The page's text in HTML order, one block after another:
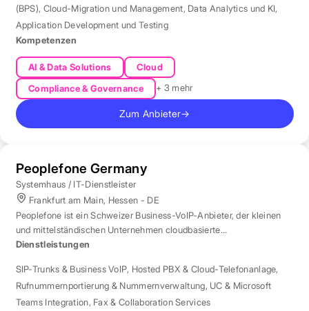
(BPS), Cloud-Migration und Management, Data Analytics und KI,
Application Development und Testing
Kompetenzen
AI & Data Solutions
Cloud
Compliance & Governance
+ 3 mehr
Zum Anbieter→
Peoplefone Germany
Systemhaus / IT-Dienstleister
Frankfurt am Main, Hessen - DE
Peoplefone ist ein Schweizer Business-VoIP-Anbieter, der kleinen
und mittelständischen Unternehmen cloudbasierte
Telefonielösungen bietet.
Dienstleistungen
SIP-Trunks & Business VoIP, Hosted PBX & Cloud-Telefonanlage,
Rufnummernportierung & Nummernverwaltung, UC & Microsoft
Teams Integration, Fax & Collaboration Services